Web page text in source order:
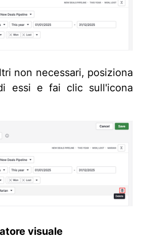
non necessari, posiziona
essi e fai clic sull'icona
visuale